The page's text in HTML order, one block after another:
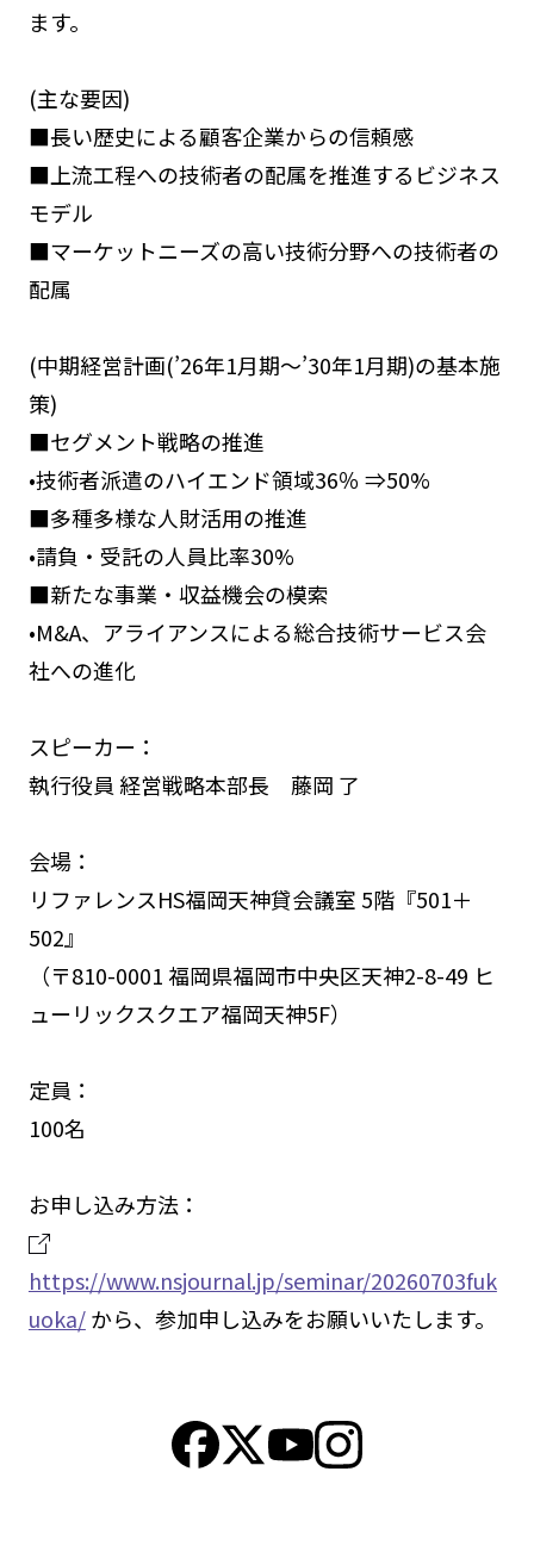
ます。
(主な要因)
■長い歴史による顧客企業からの信頼感
■上流工程への技術者の配属を推進するビジネス
モデル
■マーケットニーズの高い技術分野への技術者の
配属
(中期経営計画(’26年1月期～’30年1月期)の基本施
策)
■セグメント戦略の推進
•技術者派遣のハイエンド領域36％ ⇒50%
■多種多様な人財活用の推進
•請負・受託の人員比率30%
■新たな事業・収益機会の模索
•M&A、アライアンスによる総合技術サービス会
社への進化
スピーカー：
執行役員 経営戦略本部長 藤岡 了
会場：
リファレンスHS福岡天神貸会議室 5階『501＋
502』
（〒810-0001 福岡県福岡市中央区天神2-8-49 ヒ
ューリックスクエア福岡天神5F）
定員：
100名
お申し込み方法：
https://www.nsjournal.jp/seminar/20260703fuk
uoka/から、参加申し込みをお願いいたします。